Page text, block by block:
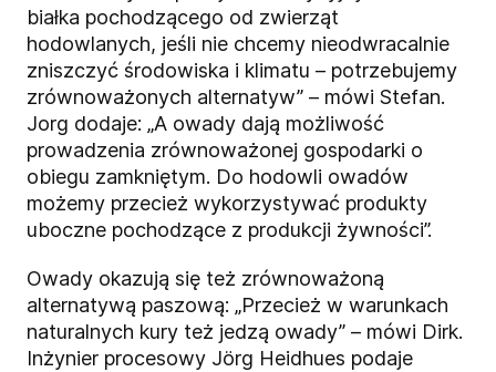
białka pochodzącego od zwierząt
hodowlanych, jeśli nie chcemy nieodwracalnie
zniszczyć środowiska i klimatu – potrzebujemy
zrównoważonych alternatyw” – mówi Stefan.
Jorg dodaje: „A owady dają możliwość
prowadzenia zrównoważonej gospodarki o
obiegu zamkniętym. Do hodowli owadów
możemy przecież wykorzystywać produkty
uboczne pochodzące z produkcji żywności”.
Owady okazują się też zrównoważoną
alternatywą paszową: „Przecież w warunkach
naturalnych kury też jedzą owady” – mówi Dirk.
Inżynier procesowy Jörg Heidhues podaje